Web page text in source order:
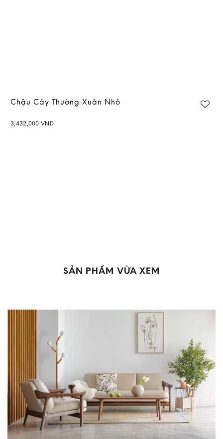
Chậu Cây Thường Xuân Nhỏ
3,432,000 VND
SẢN PHẨM VỪA XEM